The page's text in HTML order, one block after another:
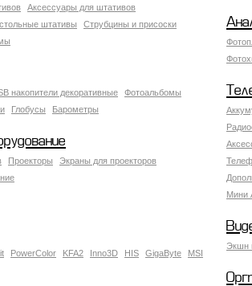
Аксессуары для штативов
штативы
Струбцины и присоски
накопители декоративные
Фотоальбомы
Глобусы Барометры
Мини
Проекторы
Экраны для проекторов
Экшн
PowerColor KFA2 Inno3D HIS GigaByte
MSI